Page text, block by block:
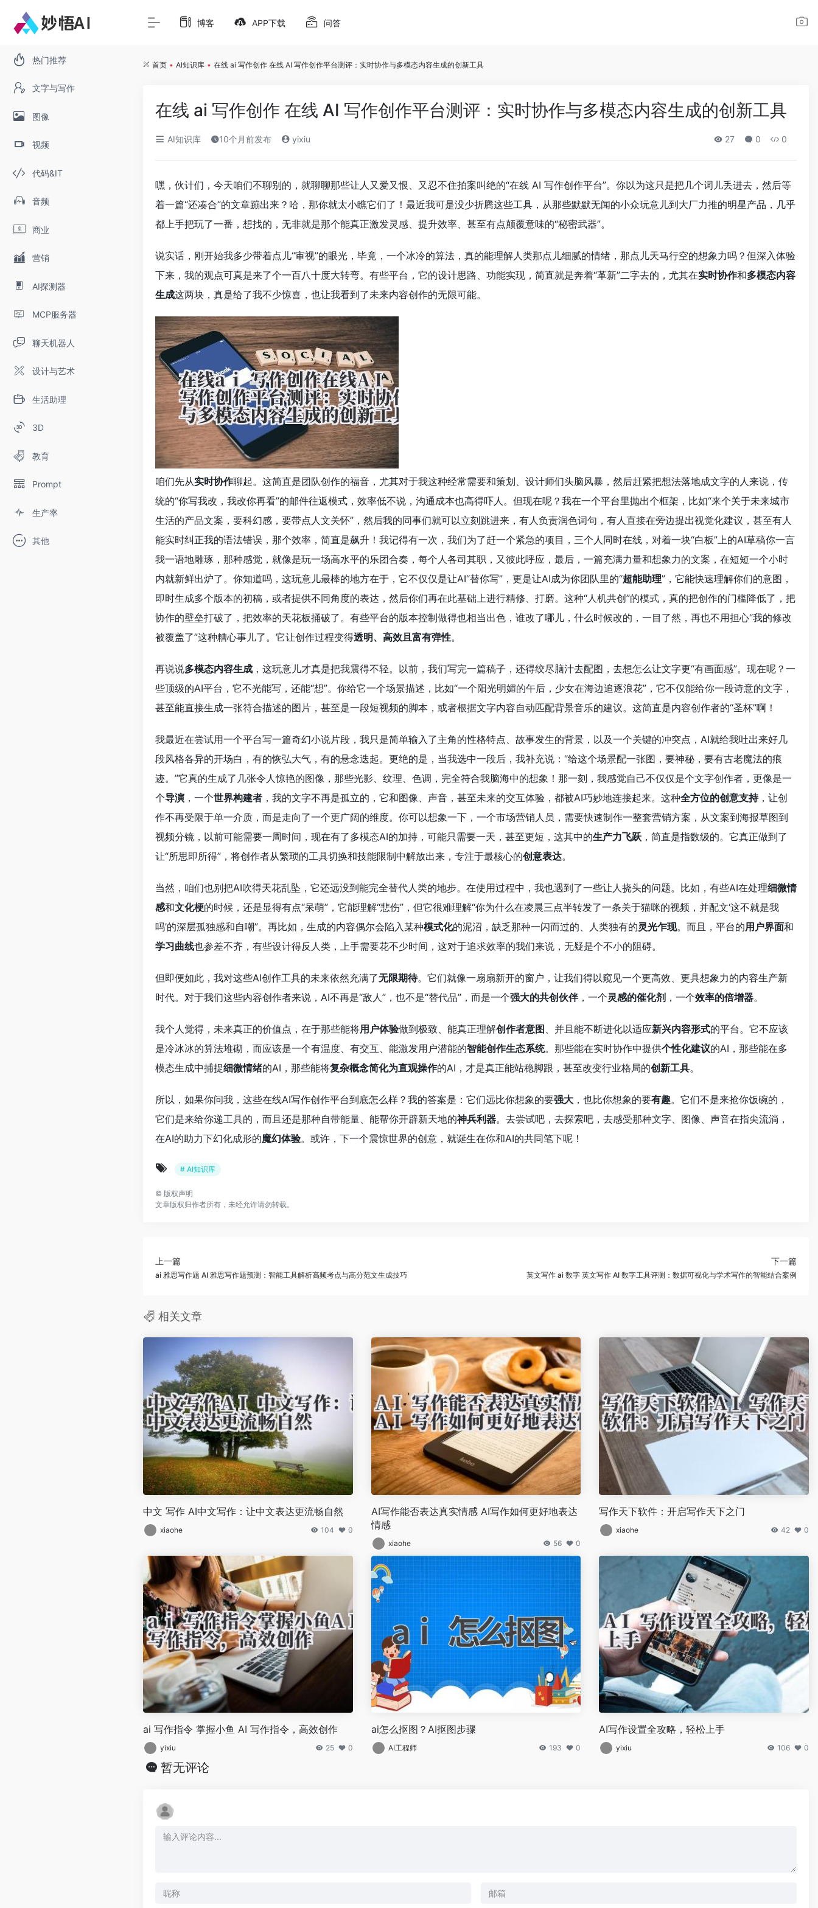
热门推荐
文字与写作
图像
视频
代码&IT
音频
商业
营销
AI探测器
MCP服务器
聊天机器人
设计与艺术
生活助理
3D
教育
Prompt
生产率
其他
博客 APP下载 问答
首页 • AI知识库 • 在线 ai 写作创作 在线 AI 写作创作平台测评：实时协作与多模态内容生成的创新工具
在线 ai 写作创作 在线 AI 写作创作平台测评：实时协作与多模态内容生成的创新工具
AI知识库 10个月前发布 yixiu 27 0 0
嘿，伙计们，今天咱们不聊别的，就聊聊那些让人又爱又恨、又忍不住拍案叫绝的“在线 AI 写作创作平台”。你以为这只是把几个词儿丢进去，然后等
着一篇“还凑合”的文章蹦出来？哈，那你就太小瞧它们了！最近我可是没少折腾这些工具，从那些默默无闻的小众玩意儿到大厂力推的明星产品，几乎
都上手把玩了一番，想找的，无非就是那个能真正激发灵感、提升效率、甚至有点颠覆意味的“秘密武器”。
说实话，刚开始我多少带着点儿“审视”的眼光，毕竟，一个冰冷的算法，真的能理解人类那点儿细腻的情绪，那点儿天马行空的想象力吗？但深入体验
下来，我的观点可真是来了个一百八十度大转弯。有些平台，它的设计思路、功能实现，简直就是奔着“革新”二字去的，尤其在实时协作和多模态内容
生成这两块，真是给了我不少惊喜，也让我看到了未来内容创作的无限可能。
咱们先从实时协作聊起。这简直是团队创作的福音，尤其对于我这种经常需要和策划、设计师们头脑风暴，然后赶紧把想法落地成文字的人来说，传
统的“你写我改，我改你再看”的邮件往返模式，效率低不说，沟通成本也高得吓人。但现在呢？我在一个平台里抛出个框架，比如“来个关于未来城市
生活的产品文案，要科幻感，要带点人文关怀”，然后我的同事们就可以立刻跳进来，有人负责润色词句，有人直接在旁边提出视觉化建议，甚至有人
能实时纠正我的语法错误，那个效率，简直是飙升！我记得有一次，我们为了赶一个紧急的项目，三个人同时在线，对着一块“白板”上的AI草稿你一言
我一语地雕琢，那种感觉，就像是玩一场高水平的乐团合奏，每个人各司其职，又彼此呼应，最后，一篇充满力量和想象力的文案，在短短一个小时
内就新鲜出炉了。你知道吗，这玩意儿最棒的地方在于，它不仅仅是让AI“替你写”，更是让AI成为你团队里的“超能助理”，它能快速理解你们的意图，
即时生成多个版本的初稿，或者提供不同角度的表达，然后你们再在此基础上进行精修、打磨。这种“人机共创”的模式，真的把创作的门槛降低了，把
协作的壁垒打破了，把效率的天花板捅破了。有些平台的版本控制做得也相当出色，谁改了哪儿，什么时候改的，一目了然，再也不用担心“我的修改
被覆盖了”这种糟心事儿了。它让创作过程变得透明、高效且富有弹性。
再说说多模态内容生成 ，这玩意儿才真是把我震得不轻。以前，我们写完一篇稿子，还得绞尽脑汁去配图，去想怎么让文字更“有画面感”。现在呢？一
些顶级的AI平台，它不光能写，还能“想”。你给它一个场景描述，比如“一个阳光明媚的午后，少女在海边追逐浪花”，它不仅能给你一段诗意的文字，
甚至能直接生成一张符合描述的图片，甚至是一段短视频的脚本，或者根据文字内容自动匹配背景音乐的建议。这简直是内容创作者的“圣杯”啊！
我最近在尝试用一个平台写一篇奇幻小说片段，我只是简单输入了主角的性格特点、故事发生的背景，以及一个关键的冲突点，AI就给我吐出来好几
段风格各异的开场白，有的恢弘大气，有的悬念迭起。更绝的是，当我选中一段后，我补充说：“给这个场景配一张图，要神秘，要有古老魔法的痕
迹。”它真的生成了几张令人惊艳的图像，那些光影、纹理、色调，完全符合我脑海中的想象！那一刻，我感觉自己不仅仅是个文字创作者，更像是一
个导演 ，一个世界构建者 ，我的文字不再是孤立的，它和图像、声音，甚至未来的交互体验，都被AI巧妙地连接起来。这种全方位的创意支持，让创
作不再受限于单一介质，而是走向了一个更广阔的维度。你可以想象一下，一个市场营销人员，需要快速制作一整套营销方案，从文案到海报草图到
视频分镜，以前可能需要一周时间，现在有了多模态AI的加持，可能只需要一天，甚至更短，这其中的生产力飞跃 ，简直是指数级的。它真正做到了
让“所思即所得”，将创作者从繁琐的工具切换和技能限制中解放出来，专注于最核心的创意表达。
当然，咱们也别把AI吹得天花乱坠，它还远没到能完全替代人类的地步。在使用过程中，我也遇到了一些让人挠头的问题。比如，有些AI在处理细微情
感和文化梗的时候，还是显得有点“呆萌”，它能理解“悲伤”，但它很难理解“你为什么在凌晨三点半转发了一条关于猫咪的视频，并配文‘这不就是我
吗’的深层孤独感和自嘲”。再比如，生成的内容偶尔会陷入某种模式化的泥沼，缺乏那种一闪而过的、人类独有的灵光乍现。而且，平台的用户界面和
学习曲线也参差不齐，有些设计得反人类，上手需要花不少时间，这对于追求效率的我们来说，无疑是个不小的阻碍。
但即便如此，我对这些AI创作工具的未来依然充满了无限期待。它们就像一扇扇新开的窗户，让我们得以窥见一个更高效、更具想象力的内容生产新
时代。对于我们这些内容创作者来说，AI不再是“敌人”，也不是“替代品”，而是一个强大的共创伙伴，一个灵感的催化剂 ，一个效率的倍增器。
我个人觉得，未来真正的价值点，在于那些能将用户体验做到极致、能真正理解创作者意图 、并且能不断进化以适应新兴内容形式的平台。它不应该
是冷冰冰的算法堆砌，而应该是一个有温度、有交互、能激发用户潜能的智能创作生态系统。那些能在实时协作中提供个性化建议的AI，那些能在多
模态生成中捕捉细微情绪的AI，那些能将复杂概念简化为直观操作的AI，才是真正能站稳脚跟，甚至改变行业格局的创新工具。
所以，如果你问我，这些在线AI写作创作平台到底怎么样？我的答案是：它们远比你想象的要强大 ，也比你想象的要有趣。它们不是来抢你饭碗的，
它们是来给你递工具的，而且还是那种自带能量、能帮你开辟新天地的神兵利器。去尝试吧，去探索吧，去感受那种文字、图像、声音在指尖流淌，
在AI的助力下幻化成形的魔幻体验。或许，下一个震惊世界的创意，就诞生在你和AI的共同笔下呢！
# AI知识库
© 版权声明
文章版权归作者所有，未经允许请勿转载。
上一篇
ai 雅思写作题 AI 雅思写作题预测：智能工具解析高频考点与高分范文生成技巧
下一篇
英文写作 ai 数字 英文写作 AI 数字工具评测：数据可视化与学术写作的智能结合案例
相关文章
中文 写作 AI中文写作：让中文表达更流畅自然
xiaohe 104 0
AI写作能否表达真实情感 AI写作如何更好地表达
情感
xiaohe 56 0
写作天下软件：开启写作天下之门
xiaohe 42 0
ai 写作指令 掌握小鱼 AI 写作指令，高效创作
yixiu 25 0
ai怎么抠图？AI抠图步骤
AI工程师 193 0
AI写作设置全攻略，轻松上手
yixiu 106 0
暂无评论